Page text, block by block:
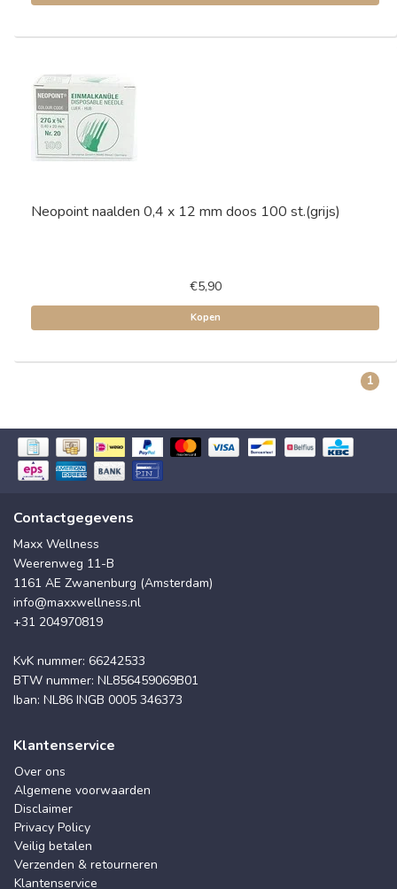
Neopoint naalden 0,4 x 12 mm doos 100 st.(grijs)
€5,90
Kopen
1
Contactgegevens
Maxx Wellness
Weerenweg 11-B
1161 AE Zwanenburg (Amsterdam)
info@maxxwellness.nl
+31 204970819
KvK nummer: 66242533
BTW nummer: NL856459069B01
Iban: NL86 INGB 0005 346373
Klantenservice
Over ons
Algemene voorwaarden
Disclaimer
Privacy Policy
Veilig betalen
Verzenden & retourneren
Klantenservice